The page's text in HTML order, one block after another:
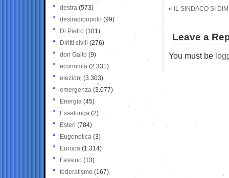
« IL SINDACO SI
Leave a
You must be
destra (573)
destradipopolo (99)
Di Pietro (101)
Diritti civili (276)
don Gallo (9)
economia (2.331)
elezioni (3.303)
emergenza (3.077)
Energia (45)
Esselunga (2)
Esteri (784)
Eugenetica (3)
Europa (1.314)
Fassino (13)
federalismo (167)